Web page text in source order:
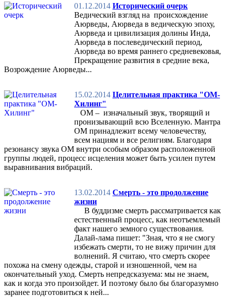
01.12.2014 Исторический очерк
Ведический взгляд на происхождение
Аюрведы, Аюрведа в ведическую эпоху,
Аюрведа и цивилизация долины Инда,
Аюрведа в послеведический период,
Аюрведа во время раннего средневековья,
Прекращение развития в средние века,
Возрождение Аюрведы...
15.02.2014 Целительная практика "ОМ-
Хилинг"
ОМ – изначальный звук, творящий и
пронизывающий всю Вселенную. Мантра
ОМ принадлежит всему человечеству,
всем нациям и все религиям. Благодаря
резонансу звука ОМ внутри особым образом расположенной
группы людей, процесс исцеления может быть усилен путем
выравнивания вибраций.
13.02.2014 Смерть - это продолжение
жизни
В буддизме смерть рассматривается как
естественный процесс, как неотъемлемый
факт нашего земного существования.
Далай-лама пишет: "Зная, что я не смогу
избежать смерти, то не вижу причин для
волнений. Я считаю, что смерть скорее
похожа на смену одежды, старой и изношенной, чем на
окончательный уход. Смерть непредсказуема: мы не знаем,
как и когда это произойдет. И поэтому было бы благоразумно
заранее подготовиться к ней...